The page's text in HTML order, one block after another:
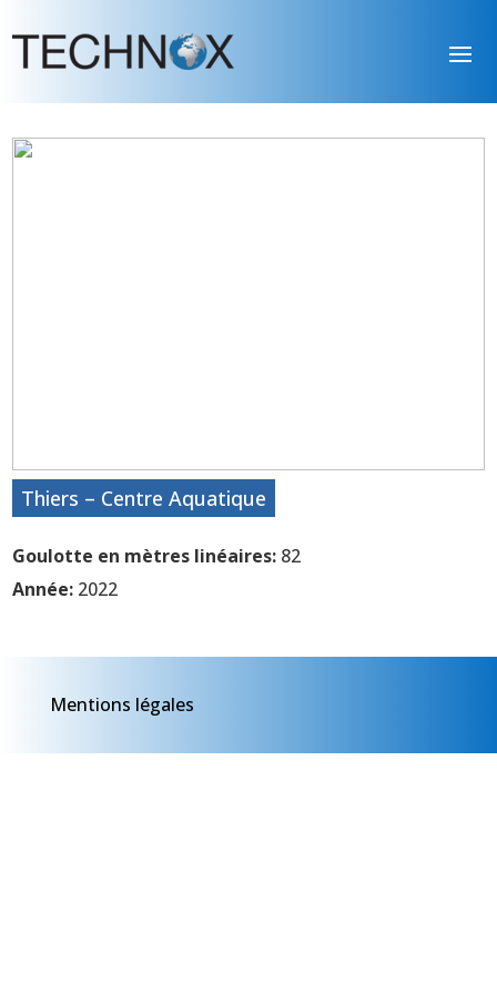
Thiers – Centre Aquatique
Goulotte en mètres linéaires: 82
Année: 2022
Mentions légales